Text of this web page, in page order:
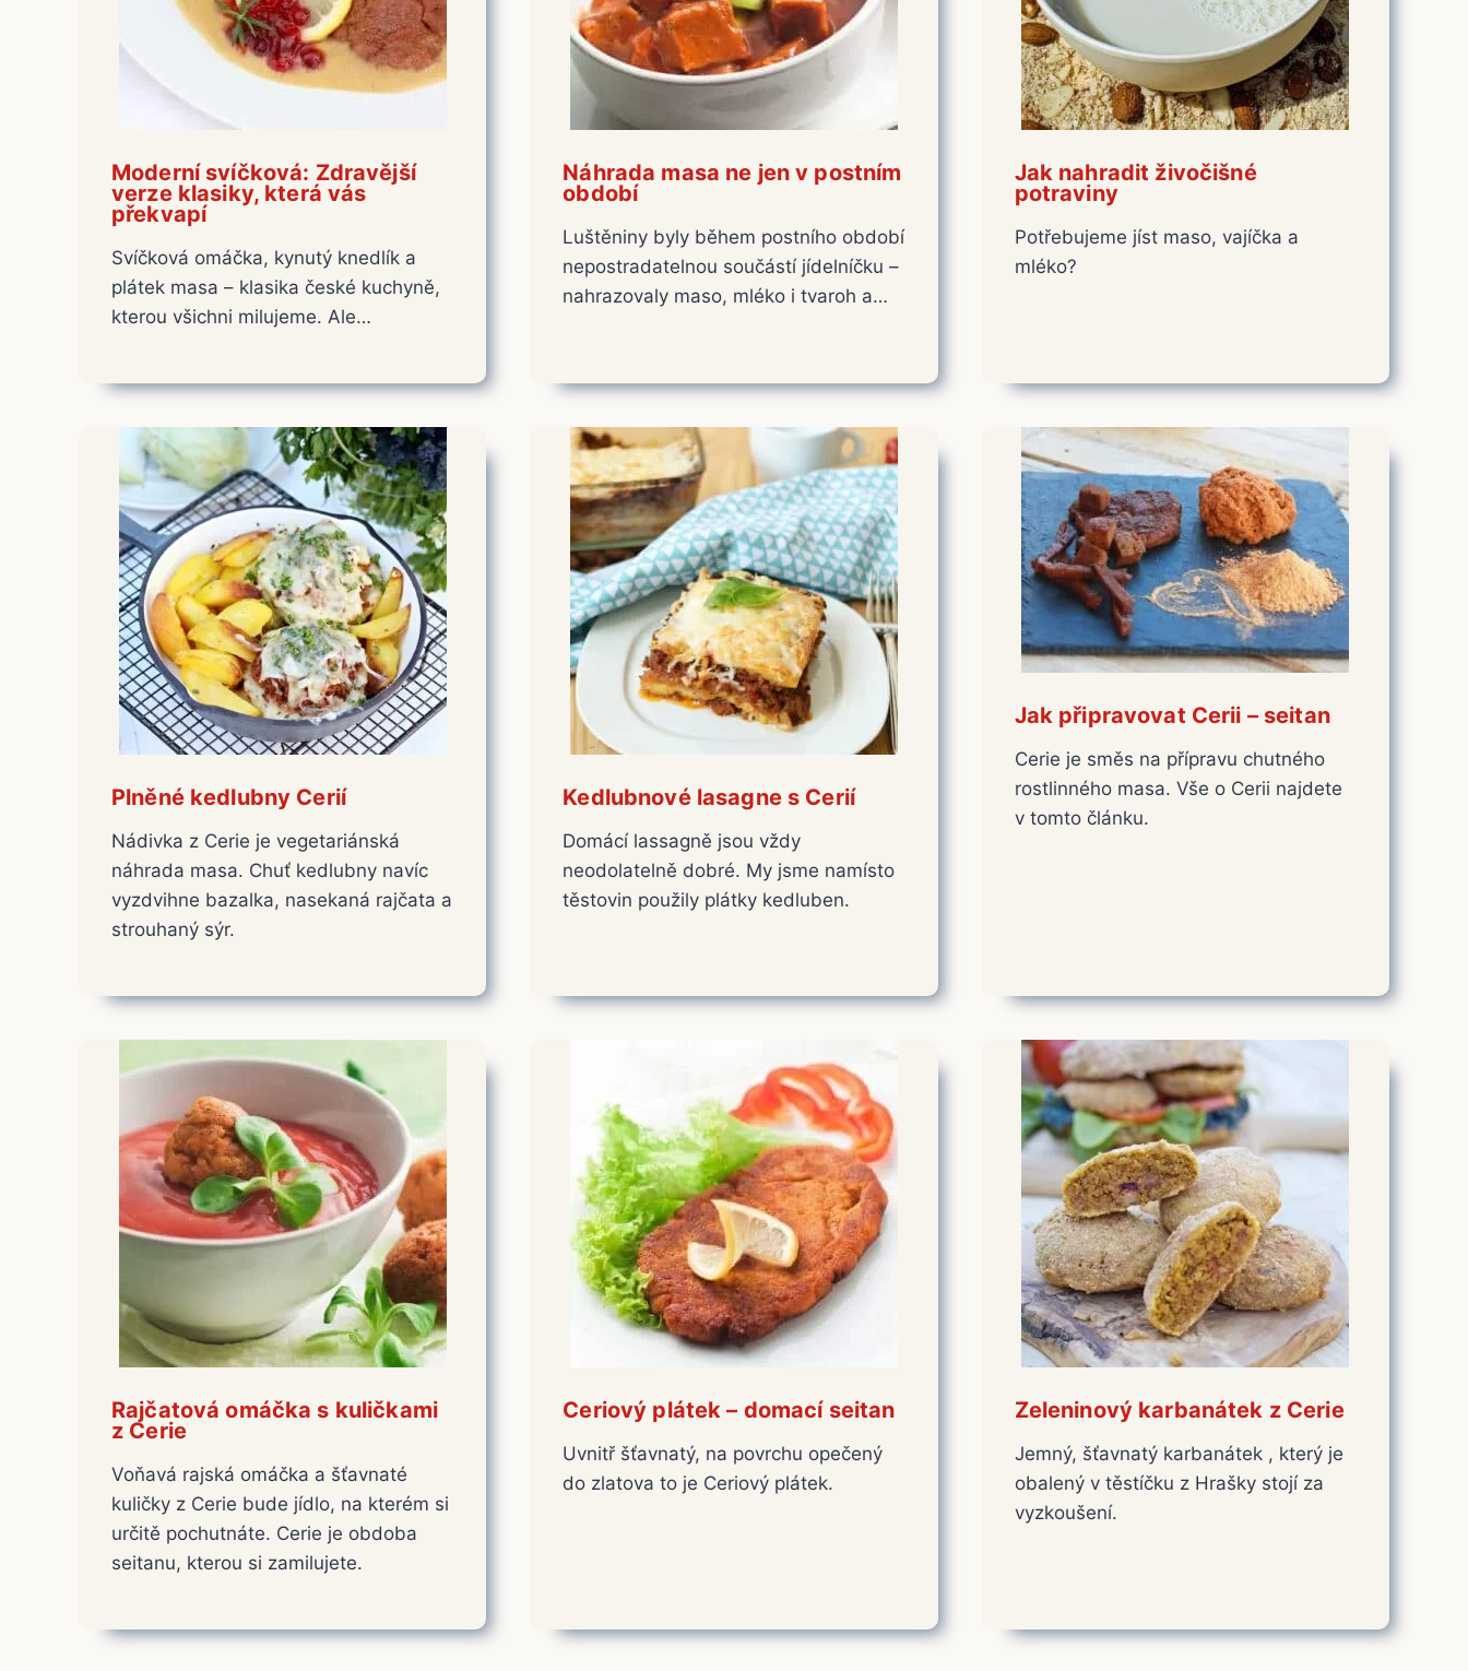
Moderní svíčková: Zdravější
verze klasiky, která vás
překvapí
Svíčková omáčka, kynutý knedlík a
plátek masa – klasika české kuchyně,
kterou všichni milujeme. Ale…
Náhrada masa ne jen v postním
období
Luštěniny byly během postního období
nepostradatelnou součástí jídelníčku –
nahrazovaly maso, mléko i tvaroh a…
Jak nahradit živočišné
potraviny
Potřebujeme jíst maso, vajíčka a
mléko?
Plněné kedlubny Cerií
Nádivka z Cerie je vegetariánská
náhrada masa. Chuť kedlubny navíc
vyzdvihne bazalka, nasekaná rajčata a
strouhaný sýr.
Kedlubnové lasagne s Cerií
Domácí lassagně jsou vždy
neodolatelně dobré. My jsme namísto
těstovin použily plátky kedluben.
Jak připravovat Cerii – seitan
Cerie je směs na přípravu chutného
rostlinného masa. Vše o Cerii najdete
v tomto článku.
Rajčatová omáčka s kuličkami
z Cerie
Voňavá rajská omáčka a šťavnaté
kuličky z Cerie bude jídlo, na kterém si
určitě pochutnáte. Cerie je obdoba
seitanu, kterou si zamilujete.
Ceriový plátek – domací seitan
Uvnitř šťavnatý, na povrchu opečený
do zlatova to je Ceriový plátek.
Zeleninový karbanátek z Cerie
Jemný, šťavnatý karbanátek , který je
obalený v těstíčku z Hrašky stojí za
vyzkoušení.